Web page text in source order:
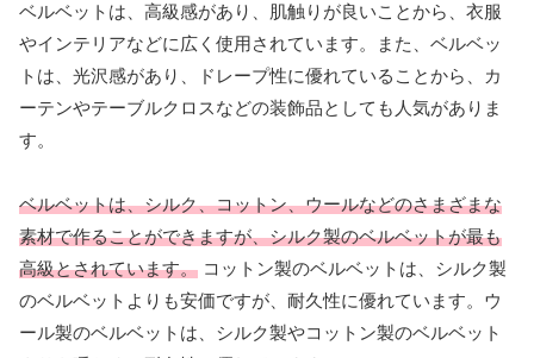
ベルベットは、高級感があり、肌触りが良いことから、衣服
やインテリアなどに広く使用されています。また、ベルベッ
トは、光沢感があり、ドレープ性に優れていることから、カ
ーテンやテーブルクロスなどの装飾品としても人気がありま
す。
ベルベットは、シルク、コットン、ウールなどのさまざまな
素材で作ることができますが、シルク製のベルベットが最も
高級とされています。 コットン製のベルベットは、シルク製
のベルベットよりも安価ですが、耐久性に優れています。ウ
ール製のベルベットは、シルク製やコットン製のベルベット